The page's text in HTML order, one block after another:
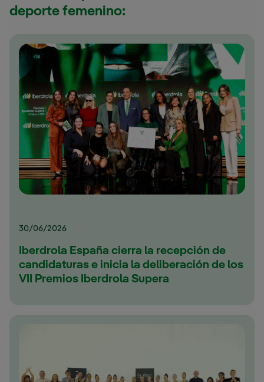
deporte femenino:
30/06/2026
Iberdrola España cierra la recepción de
candidaturas e inicia la deliberación de los
VII Premios Iberdrola Supera